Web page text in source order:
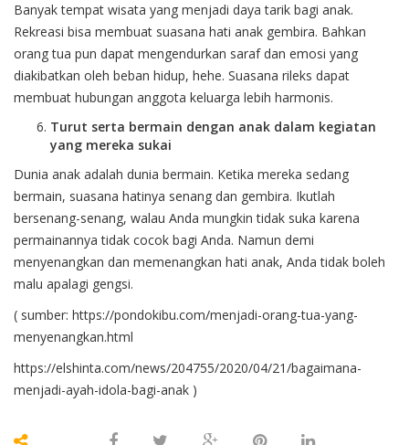
Banyak tempat wisata yang menjadi daya tarik bagi anak.
Rekreasi bisa membuat suasana hati anak gembira. Bahkan
orang tua pun dapat mengendurkan saraf dan emosi yang
diakibatkan oleh beban hidup, hehe. Suasana rileks dapat
membuat hubungan anggota keluarga lebih harmonis.
Turut serta bermain dengan anak dalam kegiatan
yang mereka sukai
Dunia anak adalah dunia bermain. Ketika mereka sedang
bermain, suasana hatinya senang dan gembira. Ikutlah
bersenang-senang, walau Anda mungkin tidak suka karena
permainannya tidak cocok bagi Anda. Namun demi
menyenangkan dan memenangkan hati anak, Anda tidak boleh
malu apalagi gengsi.
( sumber: https://pondokibu.com/menjadi-orang-tua-yang-
menyenangkan.html
https://elshinta.com/news/204755/2020/04/21/bagaimana-
menjadi-ayah-idola-bagi-anak )